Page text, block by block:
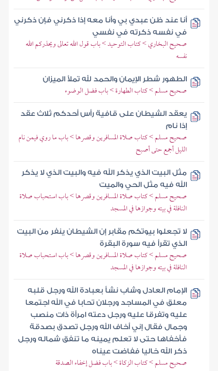
أنا عند ظن عبدي بي وأنا معه إذا ذكرني فإن ذكرني
في نفسه ذكرته في نفسي
صحيح البخاري > كتاب التوحيد > باب قول الله تعالى ويحذركم الله
نفسه
الطهور شطر الإيمان والحمد لله تملأ الميزان
صحيح مسلم > كتاب الطهارة > باب فضل الوضوء
يعقد الشيطان على قافية رأس أحدكم ثلاث عقد
إذا نام
صحيح مسلم > كتاب صلاة المسافرين وقصرها > باب ما روي فيمن نام
الليل أجمع حتى أصبح
مثل البيت الذي يذكر الله فيه والبيت الذي لا يذكر
الله فيه مثل الحي والميت
صحيح مسلم > كتاب صلاة المسافرين وقصرها > باب استحباب صلاة
النافلة في بيته وجوازها في المسجد
لا تجعلوا بيوتكم مقابر إن الشيطان ينفر من البيت
الذي تقرأ فيه سورة البقرة
صحيح مسلم > كتاب صلاة المسافرين وقصرها > باب استحباب صلاة
النافلة في بيته وجوازها في المسجد
الإمام العادل وشاب نشأ بعبادة الله ورجل قلبه
معلق في المساجد ورجلان تحابا في الله اجتمعا
عليه وتفرقا عليه ورجل دعته امرأة ذات منصب
وجمال فقال إني أخاف الله ورجل تصدق بصدقة
فأخفاها حتى لا تعلم يمينه ما تنفق شماله ورجل
ذكر الله خاليا ففاضت عيناه
صحيح مسلم > كتاب الزكاة > باب فضل إخفاء الصدقة